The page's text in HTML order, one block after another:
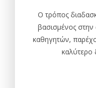
Ο τρόπος
βασισμένος
καθηγητών,
καλύτερο